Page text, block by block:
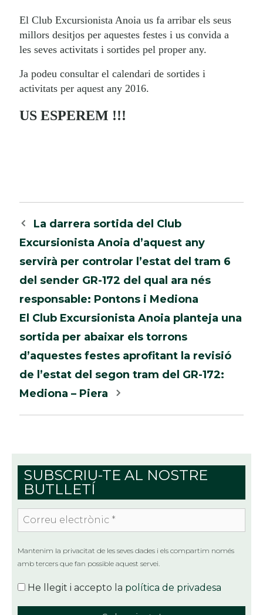
El Club Excursionista Anoia us fa arribar els seus
millors desitjos per aquestes festes i us convida a
les seves activitats i sortides pel proper any.
Ja podeu consultar el calendari de sortides i
activitats per aquest any 2016.
US ESPEREM !!!
Navegació
per
entrades
La darrera sortida del Club
Excursionista Anoia d’aquest any
servirà per controlar l’estat del tram 6
del sender GR-172 del qual ara nés
responsable: Pontons i Mediona
El Club Excursionista Anoia planteja una
sortida per abaixar els torrons
d’aquestes festes aprofitant la revisió
de l’estat del segon tram del GR-172:
Mediona – Piera
SUBSCRIU-TE AL NOSTRE
BUTLLETÍ
electrònic
Mantenim la privacitat de les seves dades i els compartim només
amb tercers que fan possible aquest servei.
He llegit i accepto la política de privadesa